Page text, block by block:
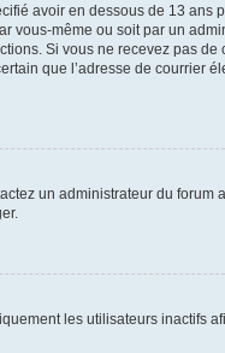
avoir en dessous de 13 ans
vous-même ou soit par un
Si vous ne recevez pas de
que l’adresse de courrier
un administrateur du forum
les utilisateurs inactifs